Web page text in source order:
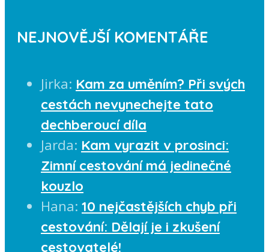
NEJNOVĚJŠÍ KOMENTÁŘE
Jirka: Kam za uměním? Při svých
cestách nevynechejte tato
dechberoucí díla
Jarda: Kam vyrazit v prosinci:
Zimní cestování má jedinečné
kouzlo
Hana: 10 nejčastějších chyb při
cestování: Dělají je i zkušení
cestovatelé!